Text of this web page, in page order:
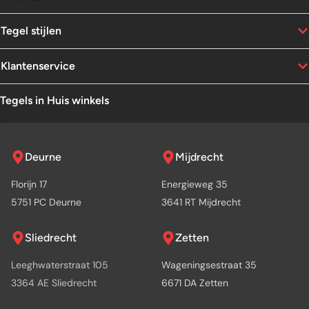
Tegel stijlen
Klantenservice
Tegels in Huis winkels
Deurne
Florijn 17
5751 PC Deurne
Mijdrecht
Energieweg 35
3641 RT Mijdrecht
Sliedrecht
Leeghwaterstraat 105
3364 AE Sliedrecht
Zetten
Wageningsestraat 35
6671 DA Zetten